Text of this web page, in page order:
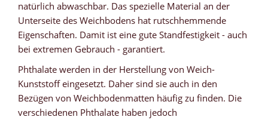
natürlich abwaschbar. Das spezielle Material an der
Unterseite des Weichbodens hat rutschhemmende
Eigenschaften. Damit ist eine gute Standfestigkeit - auch
bei extremen Gebrauch - garantiert.
Phthalate werden in der Herstellung von Weich-
Kunststoff eingesetzt. Daher sind sie auch in den
Bezügen von Weichbodenmatten häufig zu finden. Die
verschiedenen Phthalate haben jedoch